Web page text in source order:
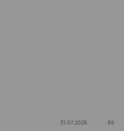
31.07.2026 86